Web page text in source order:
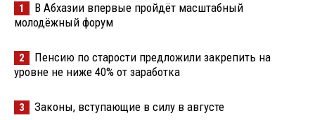
1
В Абхазии впервые пройдёт масштабный
молодёжный форум
2
Пенсию по старости предложили закрепить на
уровне не ниже 40% от заработка
3 Законы, вступающие в силу в августе